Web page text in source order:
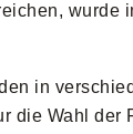
wurde
in
Wahl der